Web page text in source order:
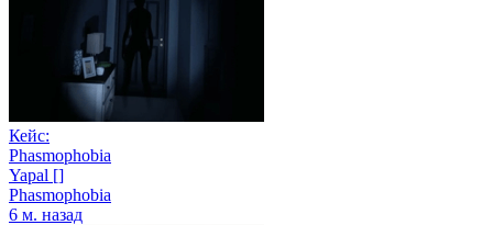
Кейс:
Phasmophobia
Yapal []
Phasmophobia
6 м. назад